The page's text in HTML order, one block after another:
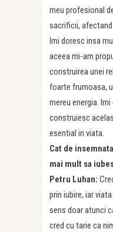
meu profesional
sacrificii,
Imi doresc insa
aceea mi-am
construirea unei
foarte frumoasa,
mereu energia.
construiesc
esential in viata.
Cat de
mai mult sa
Petru Luhan:
prin iubire, iar
sens doar atunci
cred cu tarie ca